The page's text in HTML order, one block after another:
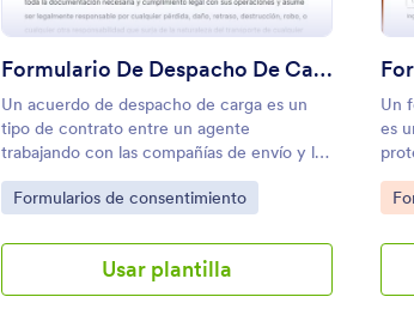
Formulario De Despacho De Carga
Un acuerdo de despacho de carga es un
tipo de contrato entre un agente
trabajando con las compañías de envío y los
transportistas. Ellos sirven como
intermediarios para coordinar y asegurar el
términos, esto suele tratarse con los
transitaros o brókeres de carga. Quién lo
recibe actúa representando al transportista
Go to Category:
Formularios de consentimiento
Usar plantilla
Un
es